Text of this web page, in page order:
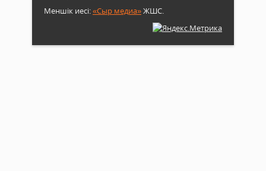
Меншік иесі:«Сыр медиа»ЖШС.